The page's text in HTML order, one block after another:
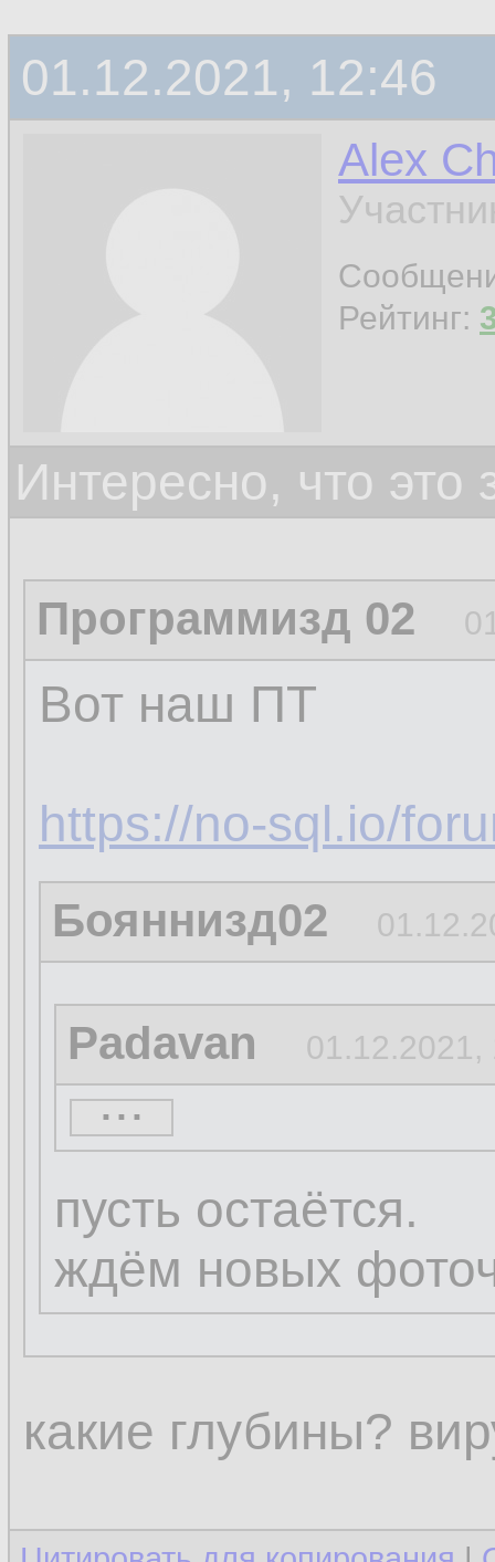
01.12.2021, 12:46
Alex
Рейтинг:
Интересно, что
Программизд 02
Вот наш ПТ
https://no-sql.io/
Бояннизд02
Padavan 01.12.2021,
......
пусть остаётся.
ждём новых
какие глубины?